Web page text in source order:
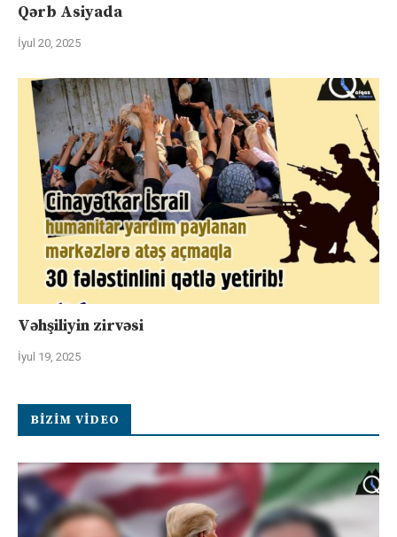
Qərb Asiyada
İyul 20, 2025
Vəhşiliyin zirvəsi
İyul 19, 2025
BIZIM VIDEO